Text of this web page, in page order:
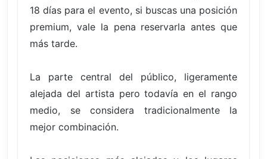
18 días para el evento, si buscas una posición
premium, vale la pena reservarla antes que
más tarde.
La parte central del público, ligeramente
alejada del artista pero todavía en el rango
medio, se considera tradicionalmente la
mejor combinación.